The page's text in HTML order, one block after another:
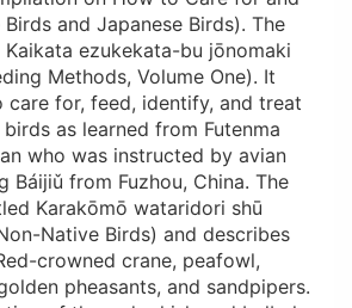
and Japanese Birds). The
ezukekata-bu jōnomaki
Methods, Volume One). It
care for, feed, identify, and treat
as learned from Futenma
who was instructed by avian
Báijiǔ from Fuzhou, China. The
Karakōmō wataridori shū
Native Birds) and describes
crowned crane, peafowl,
pheasants, and sandpipers.